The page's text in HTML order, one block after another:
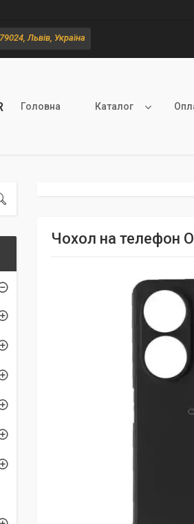
Львів, Україна
Головна Каталог
Чохол на телефон